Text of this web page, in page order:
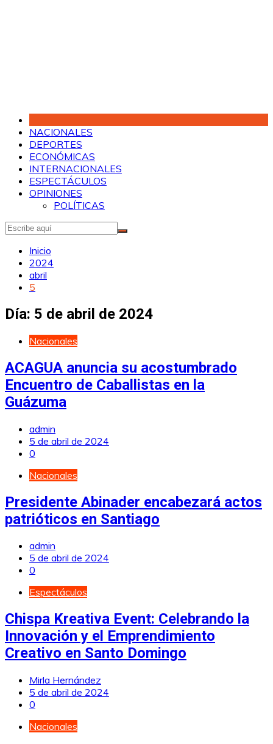
NACIONALES
DEPORTES
ECONÓMICAS
INTERNACIONALES
ESPECTÁCULOS
OPINIONES
POLÍTICAS
Inicio
2024
abril
5
Día: 5 de abril de 2024
Nacionales
ACAGUA anuncia su acostumbrado
Encuentro de Caballistas en la
Guázuma
admin
5 de abril de 2024
0
Nacionales
Presidente Abinader encabezará actos
patrióticos en Santiago
admin
5 de abril de 2024
0
Espectáculos
Chispa Kreativa Event: Celebrando la
Innovación y el Emprendimiento
Creativo en Santo Domingo
Mirla Hernández
5 de abril de 2024
0
Nacionales